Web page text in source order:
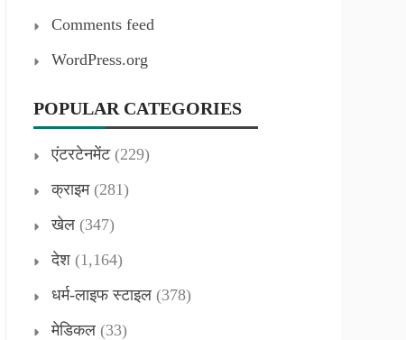
Comments feed
WordPress.org
POPULAR CATEGORIES
एंटरटेनमेंट(229)
क्राइम(281)
खेल (347)
देश (1,164)
धर्म-लाइफ स्टाइल (378)
मेडिकल (33)